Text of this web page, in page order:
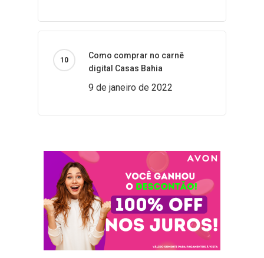
Como comprar no carnê
digital Casas Bahia
9 de janeiro de 2022